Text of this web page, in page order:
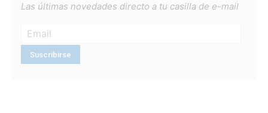
Las últimas novedades directo a tu casilla de e-mail